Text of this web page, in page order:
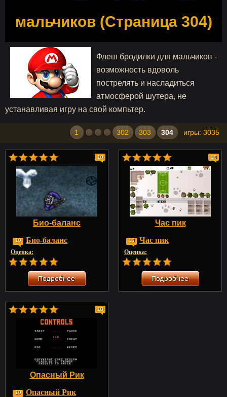
мальчиков (Страница 304)
Флеш бродилки для мальчиков -
возможность вдоволь
пострелять и насладиться
атмосферой шутера, не
устанавливая игру на свой компьтер.
игры: 3035
304
303
302
1
10
Био-баланс
10 Био-баланс
Оценка:
10
Час пик
10 Час пик
Оценка:
10
Опасный Рик
10 Опасный Рик